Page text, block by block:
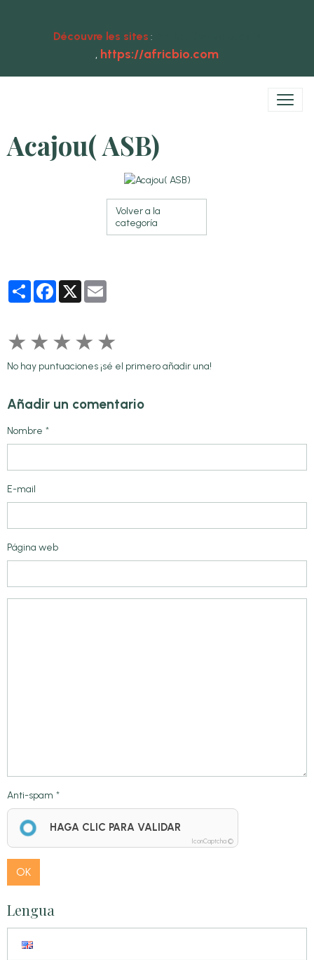
Découvre les sites :
, https://africbio.com
Acajou( ASB)
Volver a la
categoría
PartagerFacebook
X
★ ★ ★ ★ ★
No hay puntuaciones ¡sé el primero añadir una!
Añadir un comentario
Nombre
E-mail
Página web
Anti-spam
HAGA CLIC PARA VALIDAR
IconCaptcha ©
OK
Lengua